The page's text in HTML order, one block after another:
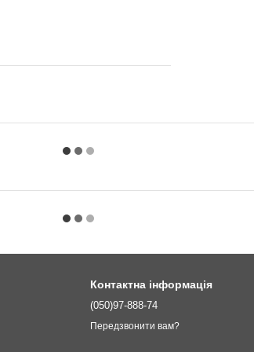
Контактна інформація
(050)97-888-74
Передзвонити вам?